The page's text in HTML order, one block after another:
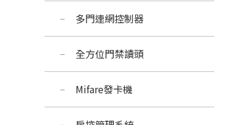
多門連網控制器
全方位門禁讀頭
Mifare發卡機